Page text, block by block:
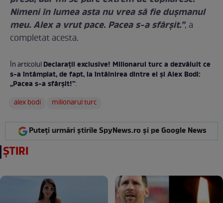
Nimeni în lumea asta nu vrea să fie dușmanul
meu. Alex a vrut pace. Pacea s-a sfârșit.”, a
completat acesta.
În articolulDeclarații exclusive! Milionarul turc a dezvăluit ce
s-a întâmplat, de fapt, la întâlnirea dintre el și Alex Bodi:
„Pacea s-a sfârșit!”:
alex bodi
milionarul turc
Puteți urmări știrile SpyNews.ro și pe Google News
ȘTIRI